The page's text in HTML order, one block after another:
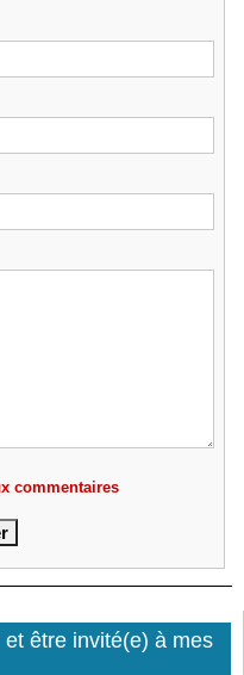
commentaires
être invité(e) à mes